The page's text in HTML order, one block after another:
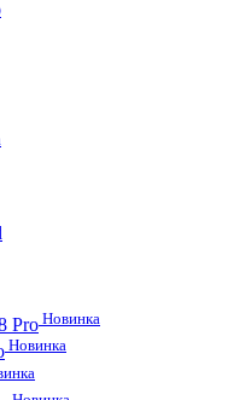
Pro Новинка
Новинка